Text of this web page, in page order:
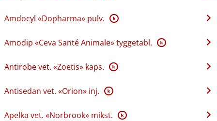
Amdocyl «Dopharma» pulv. K
Amodip «Ceva Santé Animale» tyggetabl. K
Antirobe vet. «Zoetis» kaps. K
Antisedan vet. «Orion» inj. K
Apelka vet. «Norbrook» mikst. K